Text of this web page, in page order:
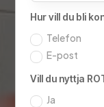
Hur vill du bli
Telefon
E-post
Vill du nyttja
Ja